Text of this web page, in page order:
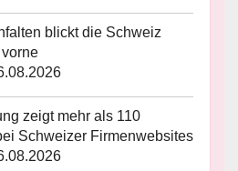
blickt die Schweiz
zeigt mehr als 110
Schweizer Firmenwebsites